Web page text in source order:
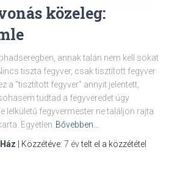
közeleg:
annak talán nem kell sokat
tiszta fegyver, csak tisztított fegyver
a “tisztított fegyver” annyit jelentett,
tudtad a fegyveredet úgy
lelkületű fegyvermester ne találjon rajta
Egyetlen Bővebben…
| Közzétéve: 7 évtelt el a közzététel